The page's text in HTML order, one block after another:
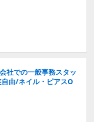
社での一般事務スタッ
由/ネイル・ピアスO